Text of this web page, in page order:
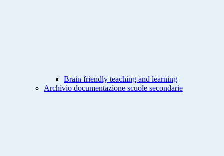
Brain friendly teaching and learning
Archivio documentazione scuole secondarie